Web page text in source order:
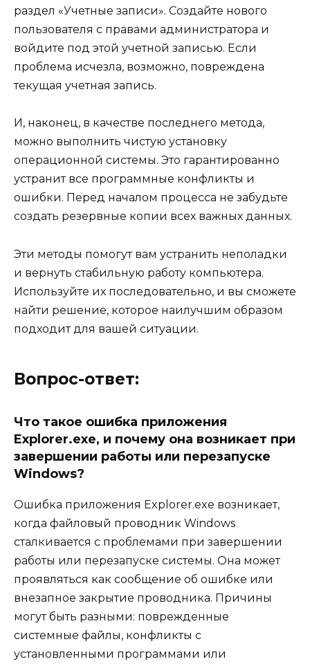
раздел «Учетные записи». Создайте нового
пользователя с правами администратора и
войдите под этой учетной записью. Если
проблема исчезла, возможно, повреждена
текущая учетная запись.
И, наконец, в качестве последнего метода,
можно выполнить чистую установку
операционной системы. Это гарантированно
устранит все программные конфликты и
ошибки. Перед началом процесса не забудьте
создать резервные копии всех важных данных.
Эти методы помогут вам устранить неполадки
и вернуть стабильную работу компьютера.
Используйте их последовательно, и вы сможете
найти решение, которое наилучшим образом
подходит для вашей ситуации.
Вопрос-ответ:
Что такое ошибка приложения
Explorer.exe, и почему она возникает при
завершении работы или перезапуске
Windows?
Ошибка приложения Explorer.exe возникает,
когда файловый проводник Windows
сталкивается с проблемами при завершении
работы или перезапуске системы. Она может
проявляться как сообщение об ошибке или
внезапное закрытие проводника. Причины
могут быть разными: поврежденные
системные файлы, конфликты с
установленными программами или